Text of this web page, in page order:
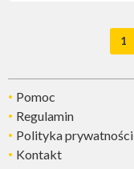
1
Pomoc
Regulamin
Polityka prywatności
Kontakt